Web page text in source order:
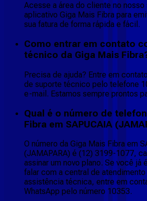
Acesse a área do cliente no
aplicativo Giga Mais Fibra para
sua fatura de forma rápida e fácil.
Como entrar em contato
técnico da Giga Mais
Precisa de ajuda? Entre em
de suporte técnico pelo telefone
e-mail. Estamos sempre prontos
Qual é o número de
Fibra em SAPUCAIA
O número da Giga Mais Fibra em
(JAMAPARA) é (12) 3199-1077,
assinar um novo plano. Se você já
falar com a central de
assistência técnica, entre em
WhatsApp pelo número 10353.